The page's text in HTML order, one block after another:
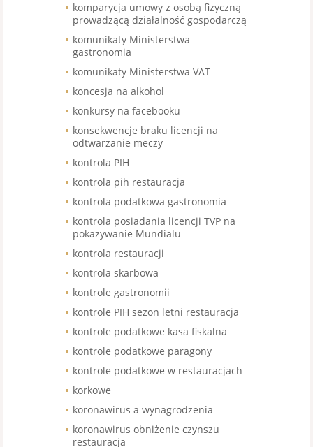
komparycja umowy z osobą fizyczną
prowadzącą działalność gospodarczą
komunikaty Ministerstwa
gastronomia
komunikaty Ministerstwa VAT
koncesja na alkohol
konkursy na facebooku
konsekwencje braku licencji na
odtwarzanie meczy
kontrola PIH
kontrola pih restauracja
kontrola podatkowa gastronomia
kontrola posiadania licencji TVP na
pokazywanie Mundialu
kontrola restauracji
kontrola skarbowa
kontrole gastronomii
kontrole PIH sezon letni restauracja
kontrole podatkowe kasa fiskalna
kontrole podatkowe paragony
kontrole podatkowe w restauracjach
korkowe
koronawirus a wynagrodzenia
koronawirus obniżenie czynszu
restauracja